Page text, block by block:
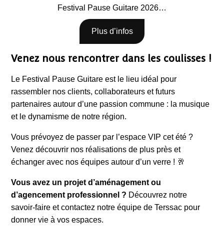
Festival Pause Guitare 2026…
Plus d’infos
Venez nous rencontrer dans les coulisses !
Le Festival Pause Guitare est le lieu idéal pour
rassembler nos clients, collaborateurs et futurs
partenaires autour d’une passion commune : la musique
et le dynamisme de notre région.
Vous prévoyez de passer par l’espace VIP cet été ?
Venez découvrir nos réalisations de plus près et
échanger avec nos équipes autour d’un verre ! 🥂
Vous avez un projet d’aménagement ou
d’agencement professionnel ? Découvrez notre
savoir-faire et contactez notre équipe de Terssac pour
donner vie à vos espaces.